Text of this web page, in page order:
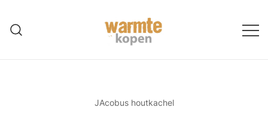
naar
JAcobus houtkachel